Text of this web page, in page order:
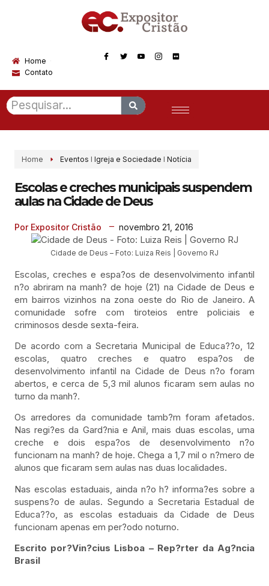
Home
Contato
Home Eventos I Igreja e Sociedade I Notícia
Escolas e creches municipais suspendem
aulas na Cidade de Deus
Por Expositor Cristão novembro 21, 2016
Cidade de Deus – Foto: Luiza Reis | Governo RJ
Escolas, creches e espa?os de desenvolvimento infantil
n?o abriram na manh? de hoje (21) na Cidade de Deus e
em bairros vizinhos na zona oeste do Rio de Janeiro. A
comunidade sofre com tiroteios entre policiais e
criminosos desde sexta-feira.
De acordo com a Secretaria Municipal de Educa??o, 12
escolas, quatro creches e quatro espa?os de
desenvolvimento infantil na Cidade de Deus n?o foram
abertos, e cerca de 5,3 mil alunos ficaram sem aulas no
turno da manh?.
Os arredores da comunidade tamb?m foram afetados.
Nas regi?es da Gard?nia e Anil, mais duas escolas, uma
creche e dois espa?os de desenvolvimento n?o
funcionam na manh? de hoje. Chega a 1,7 mil o n?mero de
alunos que ficaram sem aulas nas duas localidades.
Nas escolas estaduais, ainda n?o h? informa?es sobre a
suspens?o de aulas. Segundo a Secretaria Estadual de
Educa??o, as escolas estaduais da Cidade de Deus
funcionam apenas em per?odo noturno.
Escrito por?Vin?cius Lisboa – Rep?rter da Ag?ncia
Brasil